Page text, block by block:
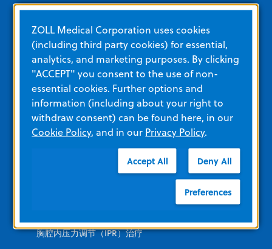
产品类别
紧急情况
AED
自动化心肺复苏
监护仪和除颤器
胸腔内压力调节（IPR）治疗
ZOLL Medical Corporation uses cookies
(including third party cookies) for essential,
analytics, and marketing purposes. By clicking
"ACCEPT" you consent to the use of non-
essential cookies. Further options and
information (including about your right to
withdraw consent) can be found here, in our
Cookie Policy, and in our Privacy Policy.
Accept All Deny All
Preferences